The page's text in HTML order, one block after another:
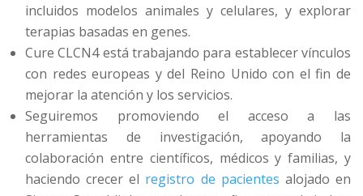
incluidos modelos animales y celulares, y explorar
terapias basadas en genes.
Cure CLCN4 está trabajando para establecer vínculos
con redes europeas y del Reino Unido con el fin de
mejorar la atención y los servicios.
Seguiremos promoviendo el acceso a las
herramientas de investigación, apoyando la
colaboración entre científicos, médicos y familias, y
haciendo crecer el registro de pacientes alojado en